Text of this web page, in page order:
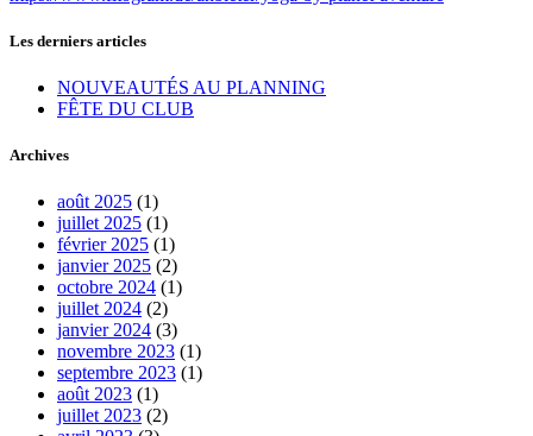
Les derniers articles
NOUVEAUTÉS AU PLANNING
FÊTE DU CLUB
Archives
août 2025 (1)
juillet 2025 (1)
février 2025 (1)
janvier 2025 (2)
octobre 2024 (1)
juillet 2024 (2)
janvier 2024 (3)
novembre 2023 (1)
septembre 2023 (1)
août 2023 (1)
juillet 2023 (2)